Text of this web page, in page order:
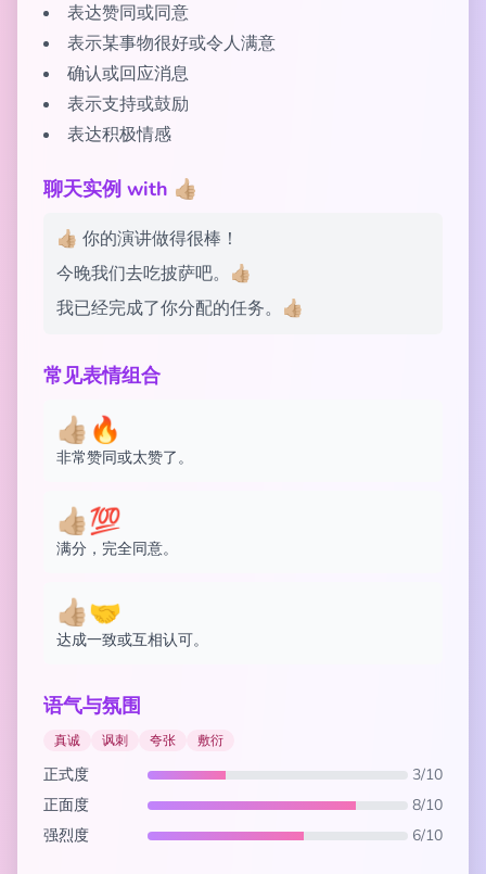
表达赞同或同意
表示某事物很好或令人满意
确认或回应消息
表示支持或鼓励
表达积极情感
聊天实例 with 👍🏼
👍🏼 你的演讲做得很棒！
今晚我们去吃披萨吧。👍🏼
我已经完成了你分配的任务。👍🏼
常见表情组合
👍🏼🔥
非常赞同或太赞了。
👍🏼💯
满分，完全同意。
👍🏼🤝
达成一致或互相认可。
语气与氛围
真诚 讽刺 夸张 敷衍
正式度
3/10
正面度
8/10
强烈度
6/10